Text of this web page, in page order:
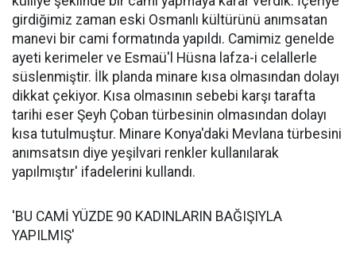
girdiğimiz zaman eski Osmanlı kültürünü anımsatan
manevi bir cami formatında yapıldı. Camimiz genelde
ayeti kerimeler ve Esmaü'l Hüsna lafza-i celallerle
süslenmiştir. İlk planda minare kısa olmasından dolayı
dikkat çekiyor. Kısa olmasının sebebi karşı tarafta
tarihi eser Şeyh Çoban türbesinin olmasından dolayı
kısa tutulmuştur. Minare Konya'daki Mevlana türbesini
anımsatsın diye yeşilvari renkler kullanılarak
yapılmıştır' ifadelerini kullandı.
'BU CAMİ YÜZDE 90 KADINLARIN BAĞIŞIYLA
YAPILMIŞ'